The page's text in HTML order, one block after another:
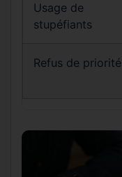
Usage de
stupéfiants
Refus de priorité